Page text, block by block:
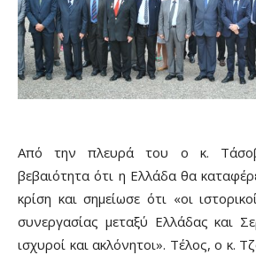
Από την πλευρά του ο κ.
βεβαιότητα ότι η Ελλάδα θα
κρίση και σημείωσε ότι «οι
συνεργασίας μεταξύ Ελλάδας και
ισχυροί και ακλόνητοι». Τέλος, ο κ.